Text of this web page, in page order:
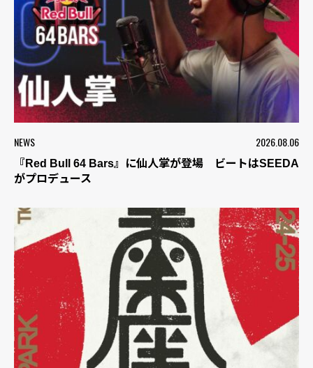
NEWS 2026.08.06
『Red Bull 64 Bars』に仙人掌が登場 ビートはSEEDA
がプロデュース